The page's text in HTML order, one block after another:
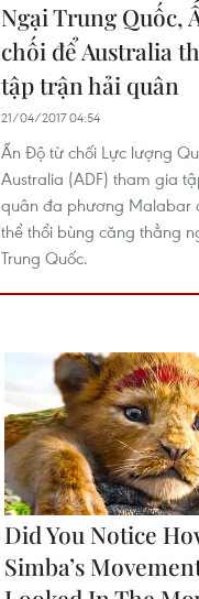
Ngại Trung Quốc,
chối để Australia
tập trận hải quân
21/04/2017 04:54
Ấn Độ từ chối Lực lượng
Australia (ADF) tham gia
quân đa phương Malabar
thể thổi bùng căng thẳng
Trung Quốc.